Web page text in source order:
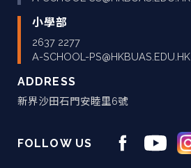
小學部
2637 2277
A-SCHOOL-PS@HKBUAS.EDU.HK
ADDRESS
新界沙田石門安睦里6號
FOLLOW US